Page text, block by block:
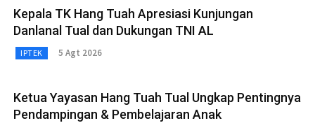
Kepala TK Hang Tuah Apresiasi Kunjungan
Danlanal Tual dan Dukungan TNI AL
IPTEK 5 Agt 2026
Ketua Yayasan Hang Tuah Tual Ungkap Pentingnya
Pendampingan & Pembelajaran Anak